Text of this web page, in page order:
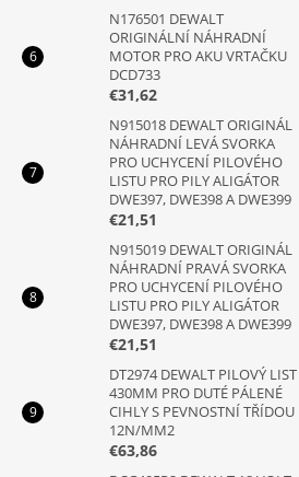
N176501 DEWALT
ORIGINÁLNÍ NÁHRADNÍ
MOTOR PRO AKU VRTAČKU
DCD733
€31,62
N915018 DEWALT ORIGINÁL
NÁHRADNÍ LEVÁ SVORKA
PRO UCHYCENÍ PILOVÉHO
LISTU PRO PILY ALIGÁTOR
DWE397, DWE398 A DWE399
€21,51
N915019 DEWALT ORIGINÁL
NÁHRADNÍ PRAVÁ SVORKA
PRO UCHYCENÍ PILOVÉHO
LISTU PRO PILY ALIGÁTOR
DWE397, DWE398 A DWE399
€21,51
DT2974 DEWALT PILOVÝ LIST
430MM PRO DUTÉ PÁLENÉ
CIHLY S PEVNOSTNÍ TŘÍDOU
12N/MM2
€63,86